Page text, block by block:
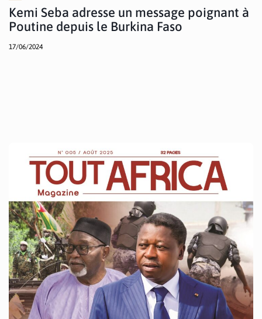
Kemi Seba adresse un message poignant à
Poutine depuis le Burkina Faso
17/06/2024